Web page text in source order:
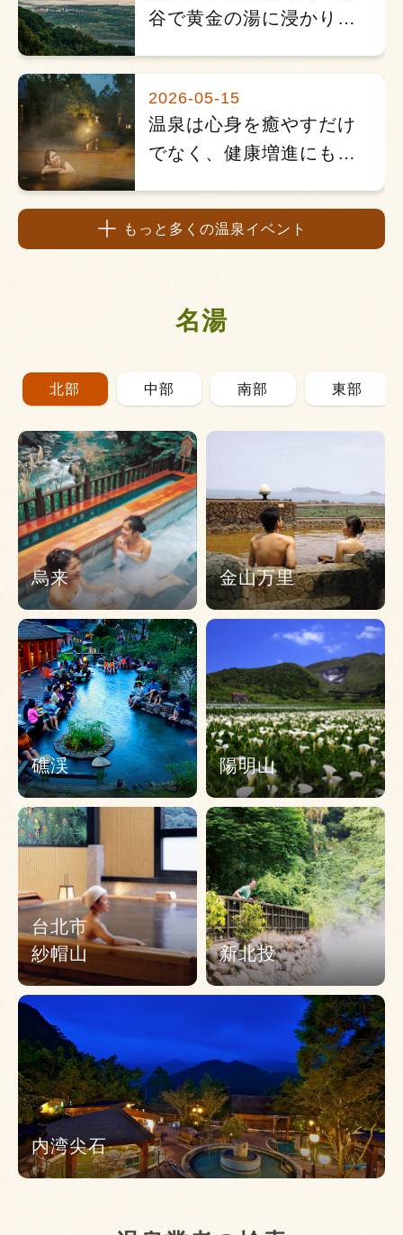
谷で黄金の湯に浸かり瑞
2026-05-15
温泉は心身を癒やすだけ
でなく、健康増進にも！
し、科学的な「温泉療
養」をPR
もっと多くの温泉イベント
名湯
北部 中部 南部 東部
烏来 金山万里
礁渓 陽明山
台北市
紗帽山
新北投
内湾尖石